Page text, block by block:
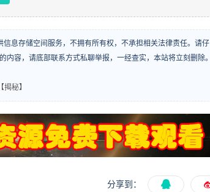
息存储空间服务，不拥有所有权，不承担相关法律责任。请仔
容，请底部联系方式私聊举报，一经查实，本站将立刻删除。
秘】
分享到：